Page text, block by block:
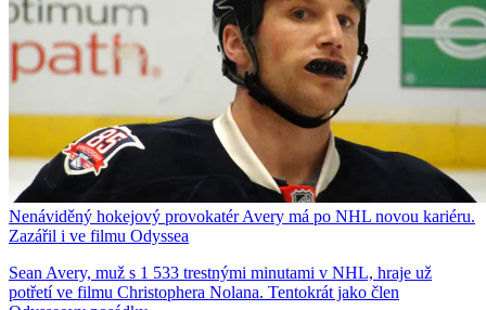
Nenáviděný hokejový provokatér Avery má po NHL novou kariéru.
Zazářil i ve filmu Odyssea
Sean Avery, muž s 1 533 trestnými minutami v NHL, hraje už
potřetí ve filmu Christophera Nolana. Tentokrát jako člen